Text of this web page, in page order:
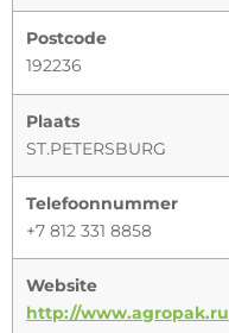
Postcode
192236
Plaats
ST.PETERSBURG
Telefoonnummer
+7 812 331 8858
Website
http://www.agropak.ru